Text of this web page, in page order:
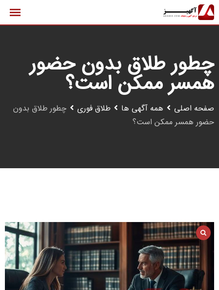
پرش
به
چطور طلاق بدون حضور
همسر ممکن است؟
صفحه اصلی همه آگهی ها طلاق فوری
چطور طلاق بدون
حضور همسر ممکن است؟